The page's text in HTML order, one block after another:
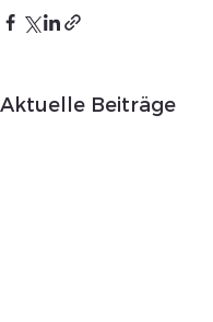
Aktuelle Beiträge